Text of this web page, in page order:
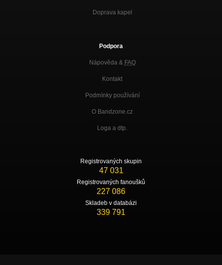
Doprava kapel
Podpora
Nápověda & FAQ
Kontakt
Podmínky používání
O Bandzone.cz
Loga a dtp.
Registrovaných skupin
47 031
Registrovaných fanoušků
227 086
Skladeb v databázi
339 791